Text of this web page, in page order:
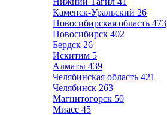
Каменск-Уральский 26
Новосибирская область 473
Новосибирск 402
Бердск 26
Искитим 5
Алматы 439
Челябинская область 421
Челябинск 263
Магнитогорск 50
Миасс 45